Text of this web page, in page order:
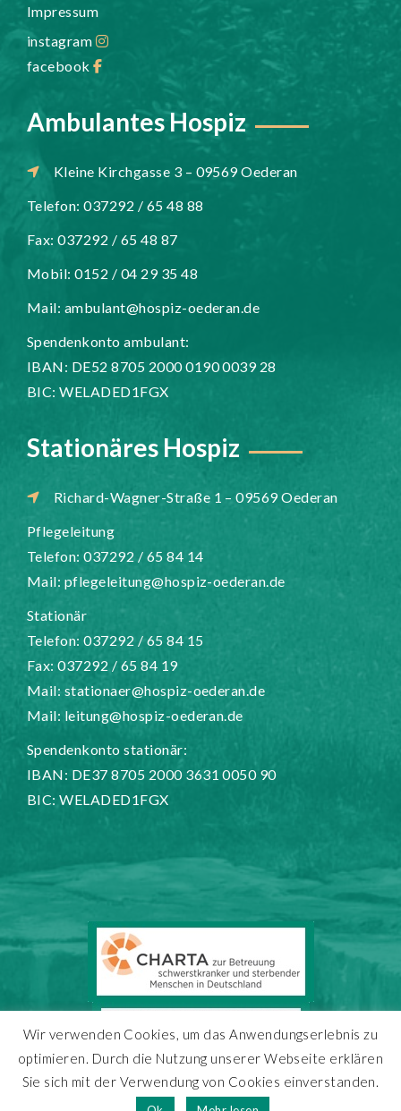
Impressum
instagram
facebook
Ambulantes Hospiz
Kleine Kirchgasse 3 – 09569 Oederan
Telefon: 037292 / 65 48 88
Fax: 037292 / 65 48 87
Mobil: 0152 / 04 29 35 48
Mail: ambulant@hospiz-oederan.de
Spendenkonto ambulant:
IBAN: DE52 8705 2000 0190 0039 28
BIC: WELADED1FGX
Stationäres Hospiz
Richard-Wagner-Straße 1 – 09569 Oederan
Pflegeleitung
Telefon: 037292 / 65 84 14
Mail: pflegeleitung@hospiz-oederan.de
Stationär
Telefon: 037292 / 65 84 15
Fax: 037292 / 65 84 19
Mail: stationaer@hospiz-oederan.de
Mail: leitung@hospiz-oederan.de
Spendenkonto stationär:
IBAN: DE37 8705 2000 3631 0050 90
BIC: WELADED1FGX
Copyright 2025 - Hospiz Oederan
Wir verwenden Cookies, um das Anwendungserlebnis zu
optimieren. Durch die Nutzung unserer Webseite erklären
Sie sich mit der Verwendung von Cookies einverstanden.